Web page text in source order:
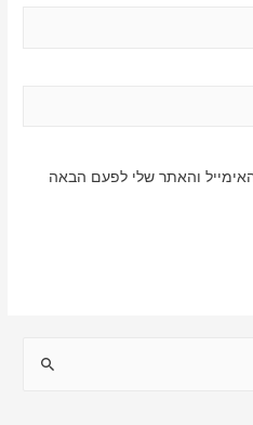
והאתר שלי לפעם הבאה